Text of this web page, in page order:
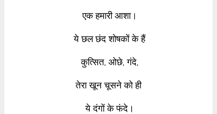
एक हमारीआशा।
ये छल छंद शोषकों के हैं
कुत्सित, ओछे, गंदे,
तेरा खून चूसने को ही
ये दंगों के फंदे।